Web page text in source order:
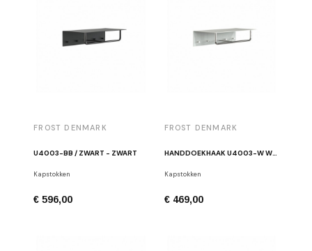
FROST DENMARK
U4003-BB / ZWART - ZWART
Kapstokken
€ 596,00
FROST DENMARK
HANDDOEKHAAK U4003-W WIT/CHROOM
Kapstokken
€ 469,00